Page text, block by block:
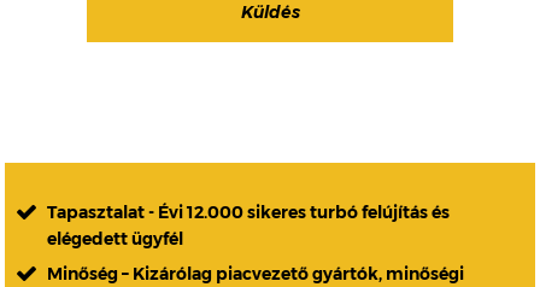
Tapasztalat - Évi 12.000 sikeres turbó felújítás és
elégedett ügyfél
Minőség – Kizárólag piacvezető gyártók, minőségi